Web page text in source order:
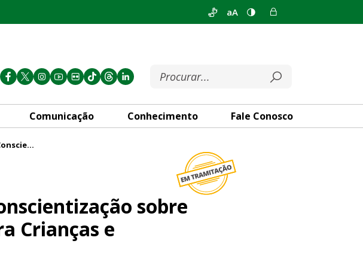
aA
Comunicação Conhecimento Fale Conosco
Projeto de lei cria Campanha de Conscientização sobre Riscos dos Cigarros Eletrônicos para Crianças e Adolescentes
Riscos dos Cigarros Eletrônicos
sobre
Crianças e